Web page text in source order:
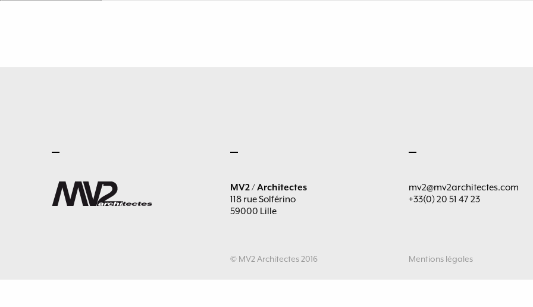
MV2 / Architectes
118 rue Solférino
59000 Lille
mv2@mv2architectes.com
+33(0) 20 51 47 23
© MV2 Architectes 2016 Mentions légales